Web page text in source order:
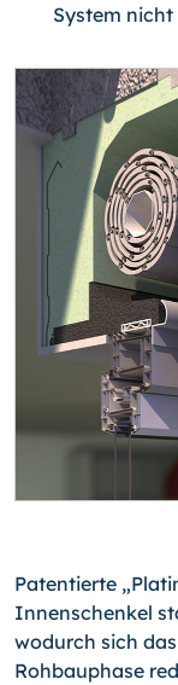
System
Patentierte
Innenschenkel
wodurch sich
Rohbauphase